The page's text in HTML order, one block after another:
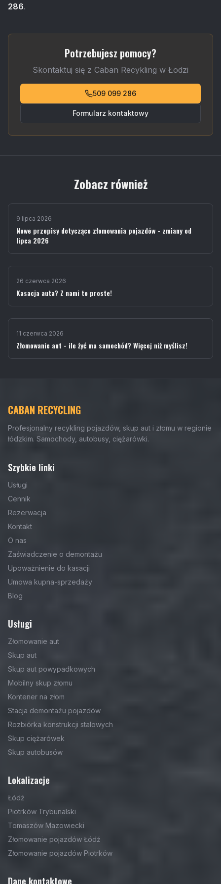
286.
Potrzebujesz pomocy?
Skontaktuj się z Caban Recykling w Łodzi
509 099 286
Formularz kontaktowy
Zobacz również
9 lipca 2026
Nowe przepisy dotyczące złomowania pojazdów - zmiany od
lipca 2026
26 czerwca 2026
Kasacja auta? Z nami to proste!
11 czerwca 2026
Złomowanie aut - ile żyć ma samochód? Więcej niż myślisz!
CABAN RECYCLING
Profesjonalny recykling pojazdów, skup aut i złomu w regionie
łódzkim. Samochody, autobusy, ciężarówki.
Szybkie linki
Usługi
Cennik
Rezerwacja
Kontakt
O nas
Zaświadczenie o demontażu
Upoważnienie do kasacji
Umowa kupna-sprzedaży
Blog
Usługi
Złomowanie aut
Skup aut
Skup aut powypadkowych
Mobilny skup złomu
Kontener na złom
Stacja demontażu pojazdów
Rozbiórka konstrukcji stalowych
Skup ciężarówek
Skup autobusów
Lokalizacje
Łódź
Piotrków Trybunalski
Tomaszów Mazowiecki
Złomowanie pojazdów Łódź
Złomowanie pojazdów Piotrków
Dane kontaktowe